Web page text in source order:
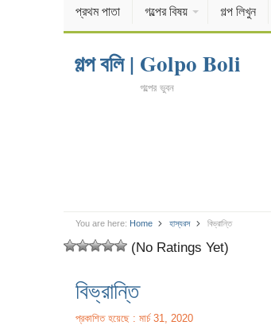
প্রথম পাতা গল্পের বিষয় গল্প লিখুন
গল্প বলি | Golpo Boli
গল্পের ভুবন
You are here: Home হাস্যরস বিভ্রান্তি
(No Ratings Yet)
বিভ্রান্তি
প্রকাশিত হয়েছে : মার্চ 31, 2020